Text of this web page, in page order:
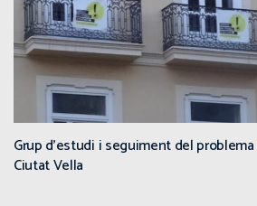
Grup d’estudi i seguiment del
Ciutat Vella